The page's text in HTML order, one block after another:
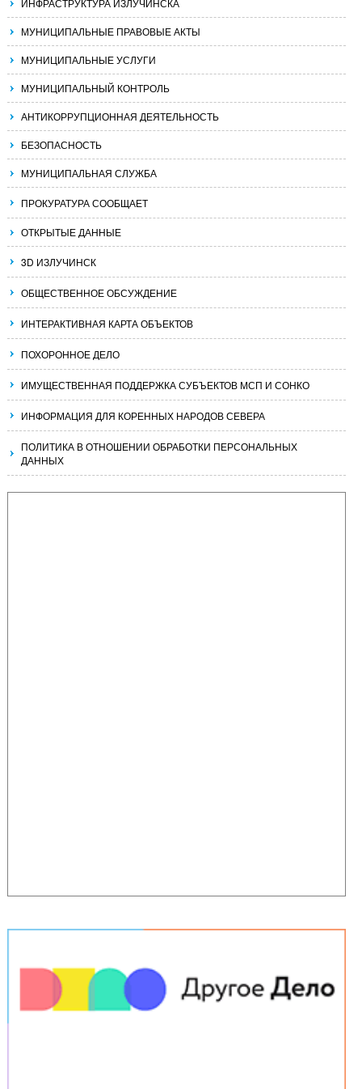
ИНФРАСТРУКТУРА ИЗЛУЧИНСКА
МУНИЦИПАЛЬНЫЕ ПРАВОВЫЕ АКТЫ
МУНИЦИПАЛЬНЫЕ УСЛУГИ
МУНИЦИПАЛЬНЫЙ КОНТРОЛЬ
АНТИКОРРУПЦИОННАЯ ДЕЯТЕЛЬНОСТЬ
БЕЗОПАСНОСТЬ
МУНИЦИПАЛЬНАЯ СЛУЖБА
ПРОКУРАТУРА СООБЩАЕТ
ОТКРЫТЫЕ ДАННЫЕ
3D ИЗЛУЧИНСК
ОБЩЕСТВЕННОЕ ОБСУЖДЕНИЕ
ИНТЕРАКТИВНАЯ КАРТА ОБЪЕКТОВ
ПОХОРОННОЕ ДЕЛО
ИМУЩЕСТВЕННАЯ ПОДДЕРЖКА СУБЪЕКТОВ МСП И СОНКО
ИНФОРМАЦИЯ ДЛЯ КОРЕННЫХ НАРОДОВ СЕВЕРА
ПОЛИТИКА В ОТНОШЕНИИ ОБРАБОТКИ ПЕРСОНАЛЬНЫХ
ДАННЫХ